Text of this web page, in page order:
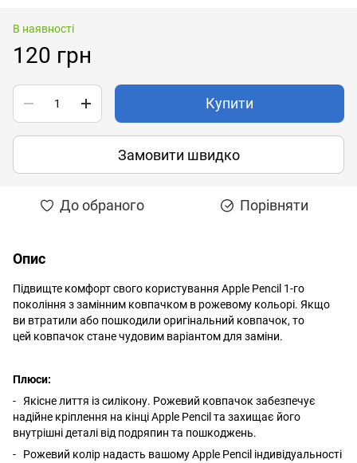
В наявності
120 грн
Купити
Замовити швидко
До обраного Порівняти
Опис
Підвищте комфорт свого користування Apple Pencil 1-го
покоління з замінним ковпачком в рожевому кольорі. Якщо
ви втратили або пошкодили оригінальний ковпачок, то
цей ковпачок стане чудовим варіантом для заміни.
Плюси:
- Якісне лиття із силікону. Рожевий ковпачок забезпечує
надійне кріплення на кінці Apple Pencil та захищає його
внутрішні деталі від подряпин та пошкоджень.
- Рожевий колір надасть вашому Apple Pencil індивідуальності